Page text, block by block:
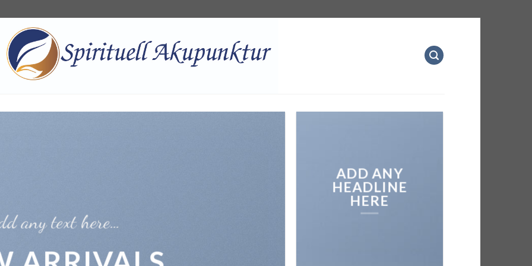
any text here… Add any text here…
ADD ANY
HEADLINE
HERE